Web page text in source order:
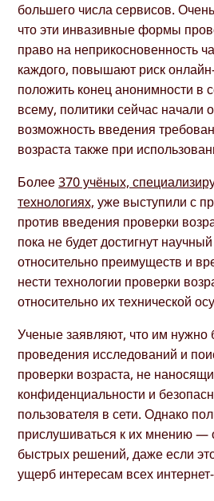
большего числа сервисов.
что эти инвазивные формы
право на неприкосновенность
каждого, повышают риск
положить конец анонимности в
всему, политики сейчас начали
возможность введения
возраста также при
Более370 учёных,
технологиях, уже выступили с
против введения проверки
пока не будет достигнут
относительно преимуществ и
нести технологии проверки
относительно их технической
Ученые заявляют, что им
проведения исследований и
проверки возраста, не
конфиденциальности и
пользователя в сети. Однако
прислушиваться к их мнению —
быстрых решений, даже если
ущерб интересам всех